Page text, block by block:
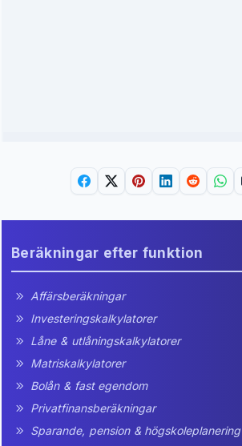
Beräkningar efter funktion
Affärsberäkningar
Investeringskalkylatorer
Låne & utlåningskalkylatorer
Matriskalkylatorer
Bolån & fast egendom
Privatfinansberäkningar
Sparande, pension & högskoleplanering